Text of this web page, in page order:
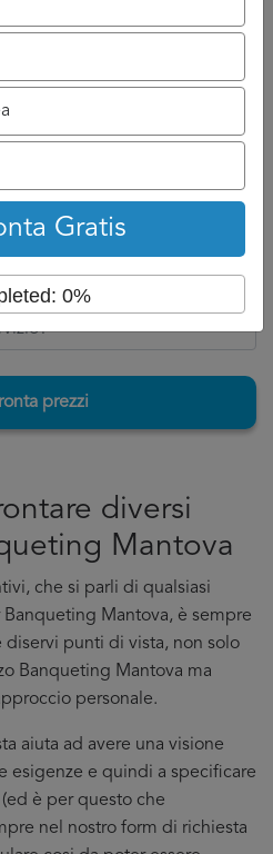
e chiamarvi.
un numero di cellulare
e discuterne con voi, se
aspettatevi ad un
perché dovrà formalizzare
prezzi
diversi
Mantova
che si parli di qualsiasi
Mantova, è sempre
punti di vista, non solo
Banqueting Mantova ma
personale.
aiuta ad avere una visione
esigenze e quindi a specificare
è per questo che
nel nostro form di richiesta
Gratis
0%